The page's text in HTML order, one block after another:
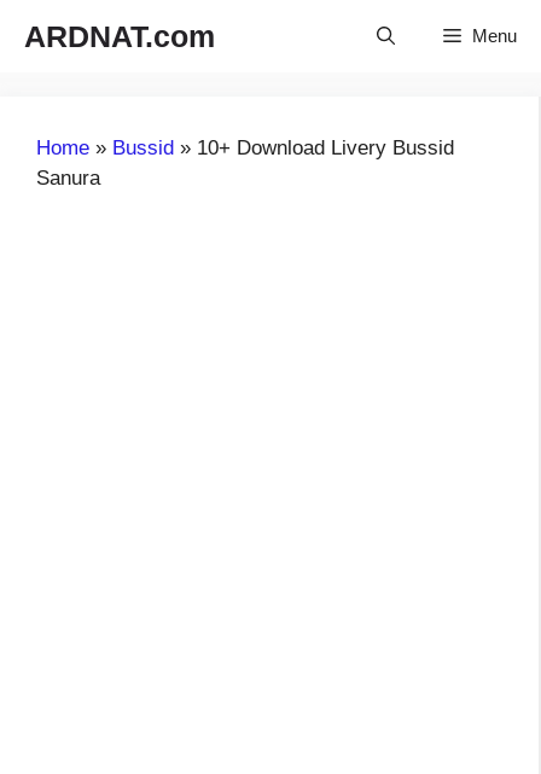
ARDNAT.com Menu
Home » Bussid » 10+ Download Livery Bussid
Sanura